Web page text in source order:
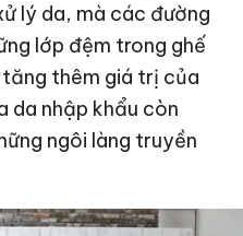
lý da, mà các đường
lớp đệm trong ghế
thêm giá trị của
da nhập khẩu còn
ngôi làng truyền